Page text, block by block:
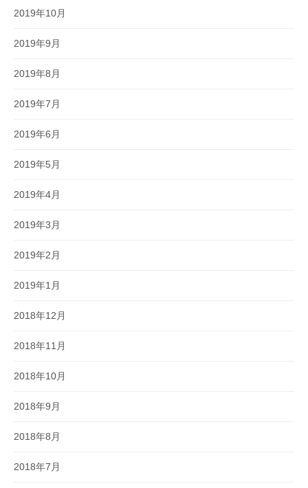
2019年10月
2019年9月
2019年8月
2019年7月
2019年6月
2019年5月
2019年4月
2019年3月
2019年2月
2019年1月
2018年12月
2018年11月
2018年10月
2018年9月
2018年8月
2018年7月